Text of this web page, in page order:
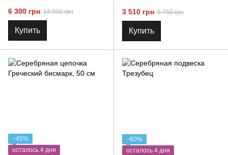
6 300 грн 14 000 грн
Купить
3 510 грн 6 750 грн
Купить
−45%
осталось 4 дня
−60%
осталось 4 дня